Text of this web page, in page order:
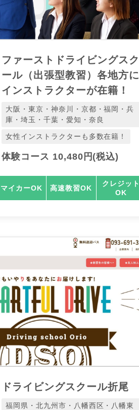
ファーストドライビングスク
ール（出張型教習）各地方に
インストラクターが在籍！
大阪・東京・神奈川・京都・福岡・兵
庫・埼玉・千葉・愛知・奈良
女性インストラクターも多数在籍！
体験コース 10,480円(税込)
マイカーOK 高速教習OK
クレジット
OK
ドライビングスクール折尾
福岡県・北九州市・八幡西区・八幡東